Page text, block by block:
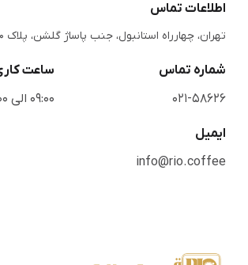
اطلاعات تماس
تهران، چهارراه استانبول، جنب پاساژ گلشن، پلاک 410
شماره تماس
021-58626
ساعت
09:00 الی 20:00
ایمیل
info@rio.coffee